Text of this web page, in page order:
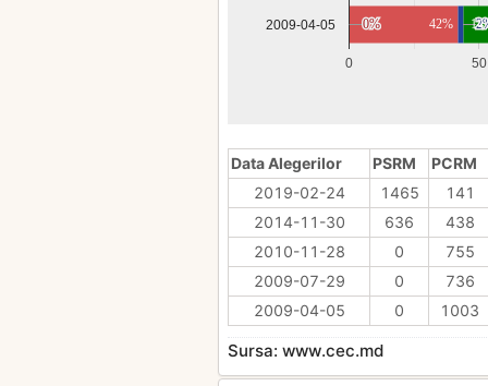
0 50
2009-04-05 0%
0% 42%
Data Alegerilor PSRM
PCRM
2019-02-24
1465
141
2014-11-30
636
438
2010-11-28
0
755
2009-07-29
0
736
2009-04-05
0 1003
Sursa: www.cec.md